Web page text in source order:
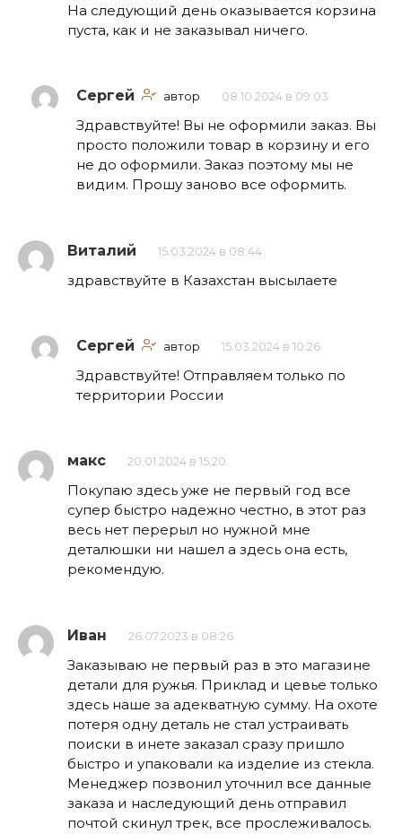
На следующий день оказывается корзина
пуста, как и не заказывал ничего.
Сергей автор 08.10.2024 в 09:03
Здравствуйте! Вы не оформили заказ. Вы
просто положили товар в корзину и его
не до оформили. Заказ поэтому мы не
видим. Прошу заново все оформить.
Виталий 15.03.2024 в 08:44
здравствуйте в Казахстан высылаете
Сергей автор 15.03.2024 в 10:26
Здравствуйте! Отправляем только по
территории России
макс 20.01.2024 в 15:20
Покупаю здесь уже не первый год все
супер быстро надежно честно, в этот раз
весь нет перерыл но нужной мне
деталюшки ни нашел а здесь она есть,
рекомендую.
Иван 26.07.2023 в 08:26
Заказываю не первый раз в это магазине
детали для ружья. Приклад и цевье только
здесь наше за адекватную сумму. На охоте
потеря одну деталь не стал устраивать
поиски в инете заказал сразу пришло
быстро и упаковали ка изделие из стекла.
Менеджер позвонил уточнил все данные
заказа и наследующий день отправил
почтой скинул трек, все прослеживалось.